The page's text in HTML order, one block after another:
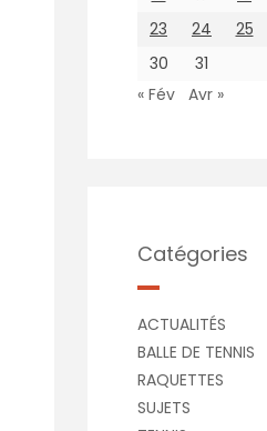
23
24 25
30
31
« Fév Avr »
Catégories
ACTUALITÉS
BALLE DE TENNIS
RAQUETTES
SUJETS